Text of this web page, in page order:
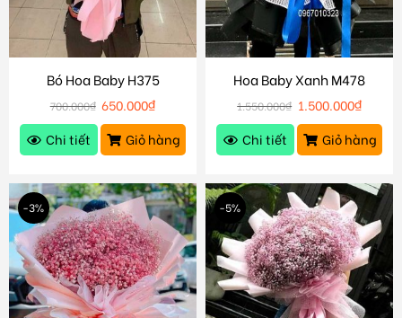
Bó Hoa Baby H375
700.000₫ 650.000₫
Chi tiết
Giỏ hàng
Hoa Baby Xanh M478
1.550.000₫ 1.500.000₫
Chi tiết
Giỏ hàng
-3% -5%